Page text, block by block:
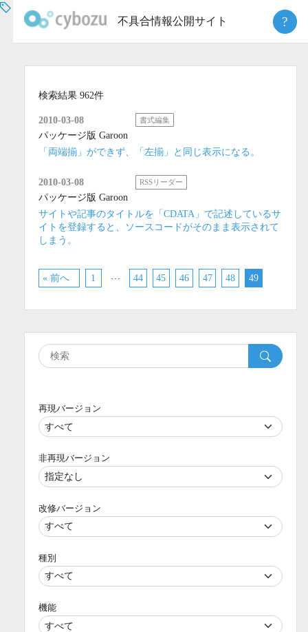
不具合情報公開サイト ?
検索結果 962件
2010-03-08 書式編集
パッケージ版 Garoon
「両端揃」ができず、「左揃」と同じ表示になる。
2010-03-08 RSSリーダー
パッケージ版 Garoon
サイトや記事のタイトルを「CDATA」で記述しているサ
イトを登録すると、ソースコードがそのまま表示されて
しまう。
« 前へ 1 … 44 45 46 47 48 49
再現バージョン
非再現バージョン
改修バージョン
種別
機能